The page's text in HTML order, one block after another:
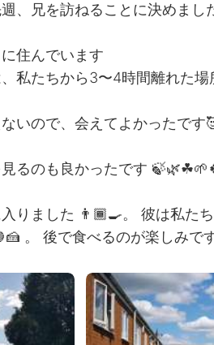
、兄を訪ねることに決めま
住んでいます
私たちから3〜4時間離れた
いので、会えてよかったです
るのも良かったです
りました 👨🏾‍🍳。 彼は私た
。 後で食べるのが楽しみで